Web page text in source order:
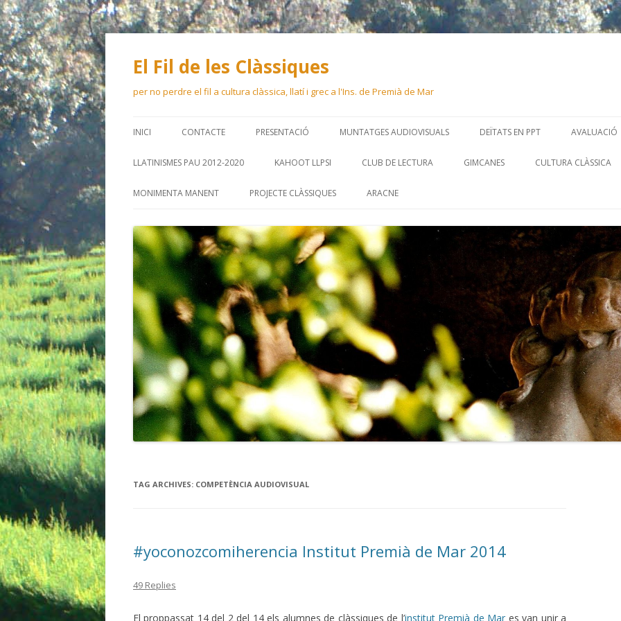
El Fil de les Clàssiques
per no perdre el fil a cultura clàssica, llatí i grec a l'Ins. de Premià de Mar
INICI CONTACTE PRESENTACIÓ MUNTATGES AUDIOVISUALS DEÏTATS EN PPT AVALUACIÓ
LLATINISMES PAU 2012-2020 KAHOOT LLPSI CLUB DE LECTURA GIMCANES CULTURA CLÀSSICA
MONIMENTA MANENT PROJECTE CLÀSSIQUES ARACNE
TAG ARCHIVES: COMPETÈNCIA AUDIOVISUAL
#yoconozcomiherencia Institut Premià de Mar 2014
49 Replies
El proppassat 14 del 2 del 14 els alumnes de clàssiques de l’institut Premià de Mar es van unir a